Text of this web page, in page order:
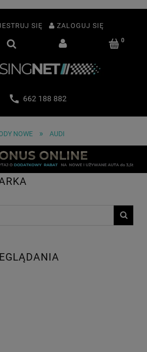
SIĘ ZALOGUJ SIĘ
662 188 882
NOWE » AUDI